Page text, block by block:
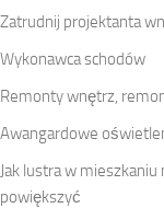
Zatrudnij projektanta
Wykonawca schodów
Remonty wnętrz,
Awangardowe
Jak lustra w
powiększyć